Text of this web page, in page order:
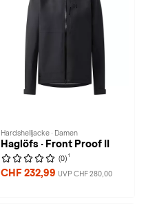
Hardshelljacke · Damen
Haglöfs · Front Proof II
(0) 1
CHF 232,99 UVP CHF 280,00